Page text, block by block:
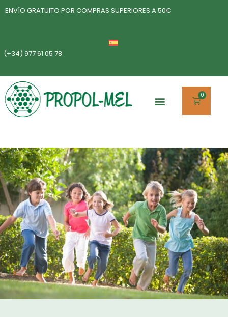
ENVÍO GRATUITO POR COMPRAS SUPERIORES A 50€
(+34) 977 61 05 78
0